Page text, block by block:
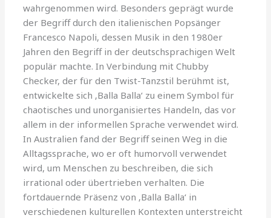
wahrgenommen wird. Besonders geprägt wurde
der Begriff durch den italienischen Popsänger
Francesco Napoli, dessen Musik in den 1980er
Jahren den Begriff in der deutschsprachigen Welt
populär machte. In Verbindung mit Chubby
Checker, der für den Twist-Tanzstil berühmt ist,
entwickelte sich ‚Balla Balla‘ zu einem Symbol für
chaotisches und unorganisiertes Handeln, das vor
allem in der informellen Sprache verwendet wird.
In Australien fand der Begriff seinen Weg in die
Alltagssprache, wo er oft humorvoll verwendet
wird, um Menschen zu beschreiben, die sich
irrational oder übertrieben verhalten. Die
fortdauernde Präsenz von ‚Balla Balla‘ in
verschiedenen kulturellen Kontexten unterstreicht